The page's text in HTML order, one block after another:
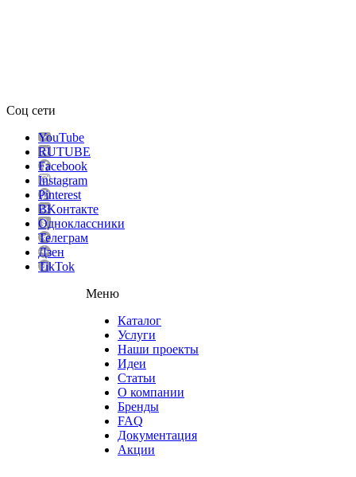
Соц сети
YouTube
RUTUBE
Facebook
Instagram
Pinterest
ВKонтакте
Одноклассники
Телеграм
Дзен
TikTok
Меню
Каталог
Услуги
Наши проекты
Идеи
Статьи
О компании
Бренды
FAQ
Документация
Акции